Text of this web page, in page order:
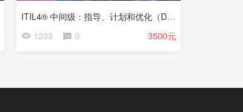
ITIL4® 中间级：指导、计划和优化（DPI）认证
1233
0 3500元